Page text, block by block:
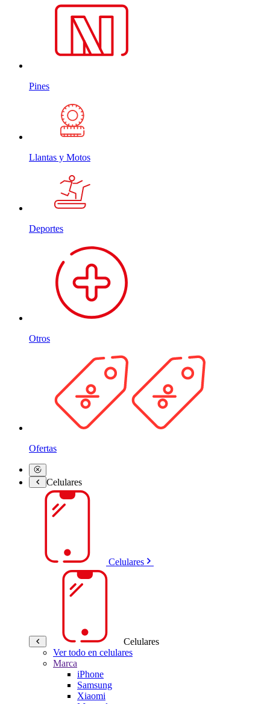
Pines
Llantas y Motos
Deportes
Otros
Ofertas
Celulares
Celulares
Celulares
Ver todo en celulares
Marca
iPhone
Samsung
Xiaomi